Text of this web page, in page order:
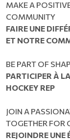
MAKE A
COMMUNITY
FAIRE UNE
ET NOTRE
BE PART OF
PARTICIPER À
HOCKEY REP
JOIN A
TOGETHER FOR
REJOINDRE UNE